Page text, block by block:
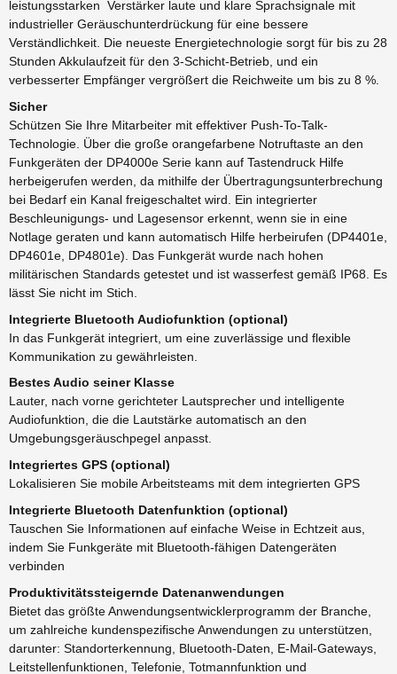
leistungsstarken Verstärker laute und klare Sprachsignale mit
industrieller Geräuschunterdrückung für eine bessere
Verständlichkeit. Die neueste Energietechnologie sorgt für bis zu 28
Stunden Akkulaufzeit für den 3-Schicht-Betrieb, und ein
verbesserter Empfänger vergrößert die Reichweite um bis zu 8 %.
Sicher
Schützen Sie Ihre Mitarbeiter mit effektiver Push-To-Talk-
Technologie. Über die große orangefarbene Notruftaste an den
Funkgeräten der DP4000e Serie kann auf Tastendruck Hilfe
herbeigerufen werden, da mithilfe der Übertragungsunterbrechung
bei Bedarf ein Kanal freigeschaltet wird. Ein integrierter
Beschleunigungs- und Lagesensor erkennt, wenn sie in eine
Notlage geraten und kann automatisch Hilfe herbeirufen (DP4401e,
DP4601e, DP4801e). Das Funkgerät wurde nach hohen
militärischen Standards getestet und ist wasserfest gemäß IP68. Es
lässt Sie nicht im Stich.
Integrierte Bluetooth Audiofunktion (optional)
In das Funkgerät integriert, um eine zuverlässige und flexible
Kommunikation zu gewährleisten.
Bestes Audio seiner Klasse
Lauter, nach vorne gerichteter Lautsprecher und intelligente
Audiofunktion, die die Lautstärke automatisch an den
Umgebungsgeräuschpegel anpasst.
Integriertes GPS (optional)
Lokalisieren Sie mobile Arbeitsteams mit dem integrierten GPS
Integrierte Bluetooth Datenfunktion (optional)
Tauschen Sie Informationen auf einfache Weise in Echtzeit aus,
indem Sie Funkgeräte mit Bluetooth-fähigen Datengeräten
verbinden
Produktivitätssteigernde Datenanwendungen
Bietet das größte Anwendungsentwicklerprogramm der Branche,
um zahlreiche kundenspezifische Anwendungen zu unterstützen,
darunter: Standorterkennung, Bluetooth-Daten, E-Mail-Gateways,
Leitstellenfunktionen, Telefonie, Totmannfunktion und